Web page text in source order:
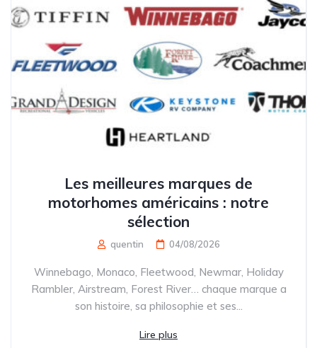
Les meilleures marques de
motorhomes américains : notre
sélection
quentin 04/08/2026
Winnebago, Monaco, Fleetwood, Newmar, Holiday
Rambler, Airstream, Forest River… chaque marque a
son histoire, sa philosophie et ses...
Lire plus